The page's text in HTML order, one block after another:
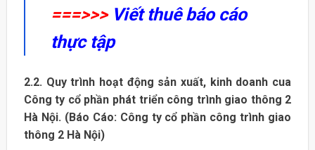
===>>> Viết thuê báo cáo
thực tập
2.2. Quy trình hoạt động sản xuất, kinh doanh cua
Công ty cổ phần phát triển công trình giao thông 2
Hà Nội. (Báo Cáo: Công ty cổ phần công trình giao
thông 2 Hà Nội)